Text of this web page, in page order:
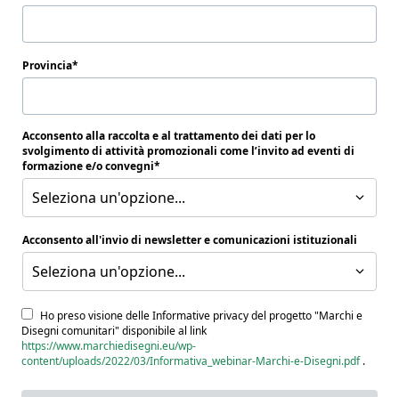
Provincia
Acconsento alla raccolta e al trattamento dei dati per lo
svolgimento di attività promozionali come l’invito ad eventi di
formazione e/o convegni
Seleziona un'opzione...
Acconsento all'invio di newsletter e comunicazioni istituzionali
Seleziona un'opzione...
Ho preso visione delle Informative privacy del progetto "Marchi e
Disegni comunitari" disponibile al link
https://www.marchiedisegni.eu/wp-
content/uploads/2022/03/Informativa_webinar-Marchi-e-Disegni.pdf.